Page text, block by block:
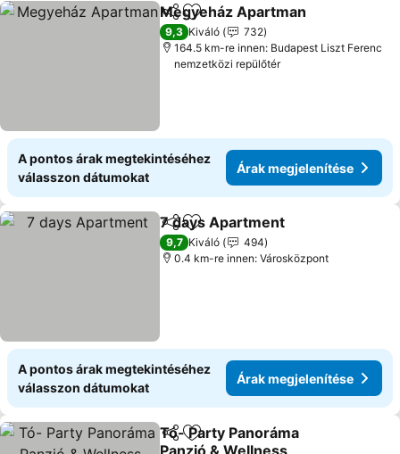
Megosztás
Hozzáadás a kedvencekhez
Megyeház Apartman
9,3 Kiváló
732
164.5 km-re innen: Budapest Liszt Ferenc
nemzetközi repülőtér
A pontos árak megtekintéséhez
válasszon dátumokat
Árak megjelenítése
Megosztás
Hozzáadás a kedvencekhez
7 days Apartment
9,7 Kiváló
494
0.4 km-re innen: Városközpont
A pontos árak megtekintéséhez
válasszon dátumokat
Árak megjelenítése
Megosztás
Hozzáadás a kedvencekhez
Tó- Party Panoráma
Panzió & Wellness